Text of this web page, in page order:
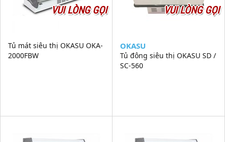
VUI LÒNG GỌI
Tủ mát siêu thị OKASU OKA-
2000FBW
VUI LÒNG GỌI
OKASU
Tủ đông siêu thị OKASU SD /
SC-560